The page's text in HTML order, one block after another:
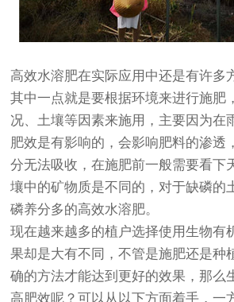
高效水溶肥在实际应用中还是有许多
其中一点就是要根据环境来进行施肥
况、土壤等因素来施用，主要因为在
肥效是有影响的，会影响肥料的渗透
分无法吸收，在施肥前一般需要看下
壤中的矿物质是不同的，对于缺磷的
磷养分多的高效水溶肥。
现在越来越多的植户选择使用生物有
果却是大有不同，不管是施肥还是种
确的方法才能达到更好的效果，那么
高肥效呢？可以从以下方面着手，一